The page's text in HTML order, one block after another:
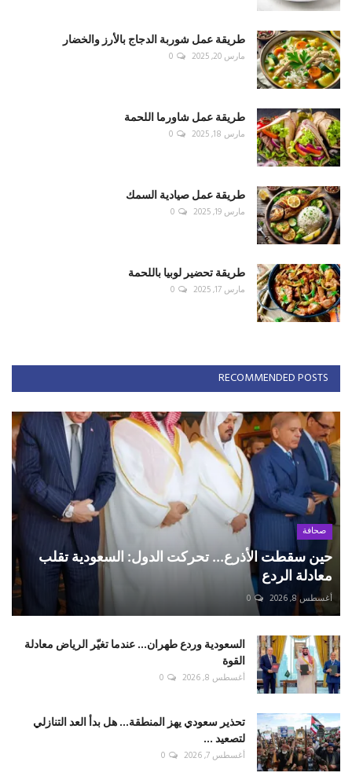
طريقة عمل شوربة الدجاج بالأرز والخضار
مارس 20, 2025 0
طريقة عمل شاورما اللحمة
مارس 18, 2025 0
طريقة عمل صيادية السمك
مارس 19, 2025 0
طريقة تحضير لوبيا باللحمة
مارس 17, 2025 0
RECOMMENDED POSTS
صحافة
حين سقطت الأذرع... تحركت الدول: السعودية تقلب
معادلة الردع
أغسطس 8, 2026 0
السعودية وردع طهران... عندما تغيّر الرياض معادلة
القوة
أغسطس 8, 2026 0
تحذير سعودي يهز المنطقة... هل بدأ العد التنازلي
لتصعيد ...
أغسطس 7, 2026 0